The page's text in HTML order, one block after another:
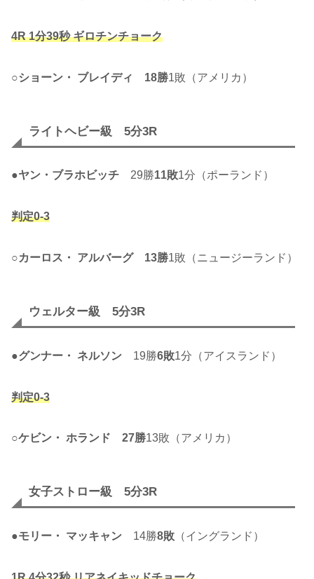
4R 1分39秒 ギロチンチョーク
○ショーン・ ブレイディ 18勝1敗（アメリカ）
ライトヘビー級 5分3R
●ヤン・ブラホビッチ 29勝11敗1分（ポーランド）
判定0-3
○カーロス・ アルバーグ 13勝1敗（ニュージーランド）
ウェルター級 5分3R
●グンナー・ ネルソン 19勝6敗1分（アイスランド）
判定0-3
○ケビン・ ホランド 27勝13敗（アメリカ）
女子ストロー級 5分3R
●モリー・ マッキャン 14勝8敗 （イングランド）